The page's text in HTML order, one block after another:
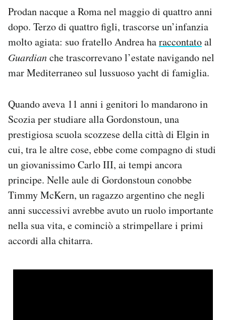
Prodan nacque a Roma nel maggio di quattro anni
dopo. Terzo di quattro figli, trascorse un’infanzia
molto agiata: suo fratello Andrea haraccontatoal
Guardianche trascorrevano l’estate navigando nel
mar Mediterraneo sul lussuoso yacht di famiglia.
Quando aveva 11 anni i genitori lo mandarono in
Scozia per studiare alla Gordonstoun, una
prestigiosa scuola scozzese della città di Elgin in
cui, tra le altre cose, ebbe come compagno di studi
un giovanissimo Carlo III, ai tempi ancora
principe. Nelle aule di Gordonstoun conobbe
Timmy McKern, un ragazzo argentino che negli
anni successivi avrebbe avuto un ruolo importante
nella sua vita, e cominciò a strimpellare i primi
accordi alla chitarra.